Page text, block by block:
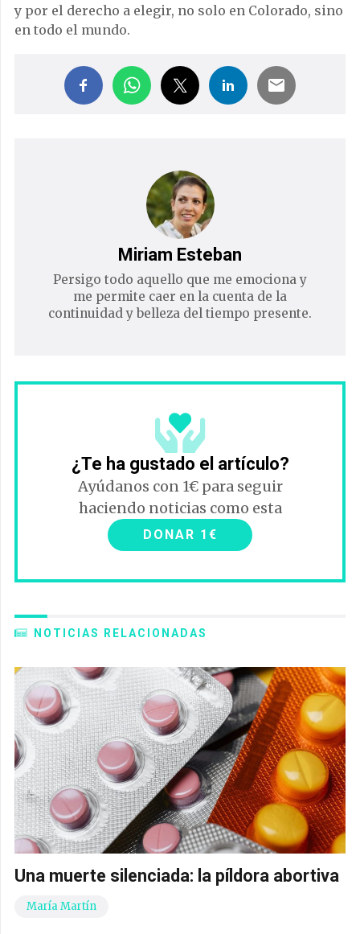
y por el derecho a elegir, no solo en Colorado, sino
en todo el mundo.
Miriam Esteban
Persigo todo aquello que me emociona y
me permite caer en la cuenta de la
continuidad y belleza del tiempo presente.
¿Te ha gustado el artículo?
Ayúdanos con 1€ para seguir
haciendo noticias como esta
DONAR 1€
NOTICIAS RELACIONADAS
Una muerte silenciada: la píldora abortiva
María Martín